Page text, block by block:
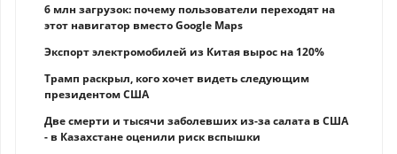
6 млн загрузок: почему пользователи переходят на
этот навигатор вместо Google Maps
Экспорт электромобилей из Китая вырос на 120%
Трамп раскрыл, кого хочет видеть следующим
президентом США
Две смерти и тысячи заболевших из-за салата в США
- в Казахстане оценили риск вспышки